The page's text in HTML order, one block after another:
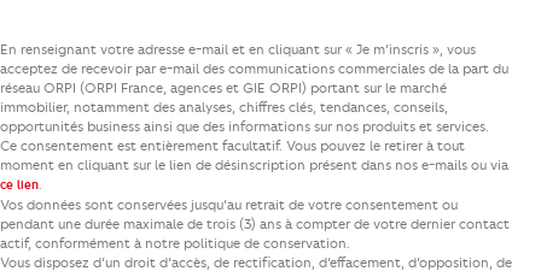
En renseignant votre adresse e-mail et en cliquant sur « Je m’inscris », vous
acceptez de recevoir par e-mail des communications commerciales de la part du
réseau ORPI (ORPI France, agences et GIE ORPI) portant sur le marché
immobilier, notamment des analyses, chiffres clés, tendances, conseils,
opportunités business ainsi que des informations sur nos produits et services.
Ce consentement est entièrement facultatif. Vous pouvez le retirer à tout
moment en cliquant sur le lien de désinscription présent dans nos e-mails ou via
ce lien.
Vos données sont conservées jusqu’au retrait de votre consentement ou
pendant une durée maximale de trois (3) ans à compter de votre dernier contact
actif, conformément à notre politique de conservation.
Vous disposez d’un droit d’accès, de rectification, d’effacement, d’opposition, de